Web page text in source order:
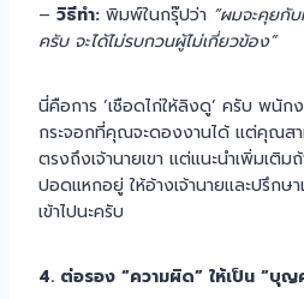
– วิธีทำ: พิมพ์ในกรุ๊ปว่า “ผมจะคุยกั
ครับ จะได้ไม่รบกวนผู้ไม่เกี่ยวข้อง”
นี่คือการ ‘เชือดไก่ให้ลิงดู’ ครับ พนัก
กระจอกที่คุณจะดองงานได้ แต่คุณสา
ตรงถึงเจ้านายเขา แต่แนะนำเพิ่มเติ
ปอดแหกอยู่ ให้อ้างเจ้านายและปรึกษ
เข้าไปนะครับ
4. ต่อรอง “ความผิด” ให้เป็น “บุ